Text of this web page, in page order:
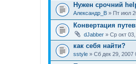
Нужен срочний
Александр_В » Пт июл
Конвертация
dJabber » Ср окт
как себя найти?
sstyle » Сб дек 29, 2007